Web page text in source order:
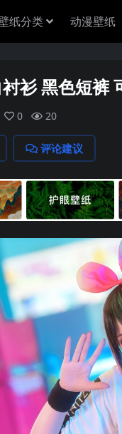
纸分类 动漫壁纸
衫 黑色短裤
0 20
评论建议